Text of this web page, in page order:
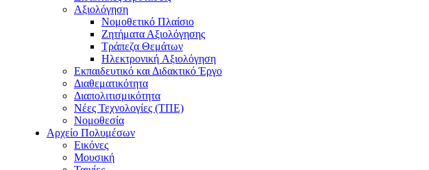
Αξιολόγηση
Νομοθετικό Πλαίσιο
Ζητήματα Αξιολόγησης
Τράπεζα Θεμάτων
Hλεκτρονική Aξιολόγηση
Εκπαιδευτικό και Διδακτικό Έργο
Διαθεματικότητα
Διαπολιτισμικότητα
Νέες Τεχνολογίες (ΤΠΕ)
Νομοθεσία
Αρχείο Πολυμέσων
Εικόνες
Μουσική